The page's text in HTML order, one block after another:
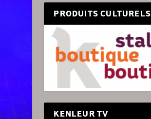
PRODUITS CULTURELS
KENLEUR TV